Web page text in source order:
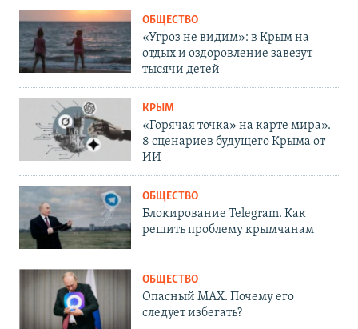
ОБЩЕСТВО
«Угроз не видим»: в Крым на
отдых и оздоровление завезут
тысячи детей
КРЫМ
«Горячая точка» на карте мира».
8 сценариев будущего Крыма от
ИИ
ОБЩЕСТВО
Блокирование Telegram. Как
решить проблему крымчанам
ОБЩЕСТВО
Опасный MAX. Почему его
следует избегать?